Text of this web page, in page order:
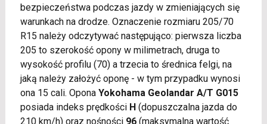
bezpieczeństwa podczas jazdy w zmieniających się
warunkach na drodze. Oznaczenie rozmiaru 205/70
R15 należy odczytywać następująco: pierwsza liczba
205 to szerokość opony w milimetrach, druga to
wysokość profilu (70) a trzecia to średnica felgi, na
jaką należy założyć oponę - w tym przypadku wynosi
ona 15 cali. Opona Yokohama Geolandar A/T G015
posiada indeks prędkości H(dopuszczalna jazda do
210 km/h) oraz nośności 96(maksymalna wartość